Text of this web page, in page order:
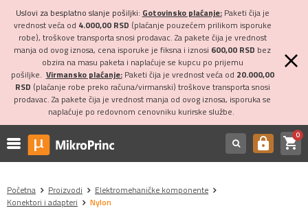
Uslovi za besplatno slanje pošiljki: Gotovinsko plaćanje:Paketi čija je
vrednost veća od 4.000,00 RSD (plaćanje pouzećem prilikom isporuke
robe), troškove transporta snosi prodavac. Za pakete čija je vrednost
manja od ovog iznosa, cena isporuke je fiksna i iznosi 600,00 RSD bez
obzira na masu paketa i naplaćuje se kupcu po prijemu
pošiljke. Virmansko plaćanje:Paketi čija je vrednost veća od 20.000,00
RSD (plaćanje robe preko računa/virmanski) troškove transporta snosi
prodavac. Za pakete čija je vrednost manja od ovog iznosa, isporuka se
naplaćuje po redovnom cenovniku kurirske službe.
https shopping_cart0
Početna Proizvodi
Elektromehaničke komponente
Konektori i adapteri
Nylon